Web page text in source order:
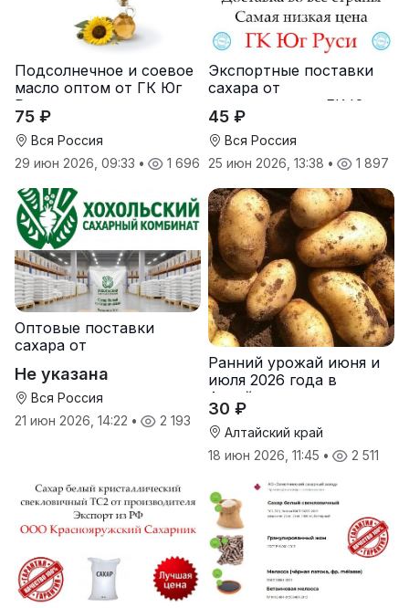
Подсолнечное и соевое
масло оптом от ГК Юг
Руси
75 ₽
Вся Россия
29 июн 2026, 09:33 • 1 696
Экспортные поставки
сахара от
производителя ГК Юг
Руси
45 ₽
Вся Россия
25 июн 2026, 13:38 • 1 897
Оптовые поставки
сахара от
Хохольский сахарный
комбинат
Не указана
Вся Россия
21 июн 2026, 14:22 • 2 193
Ранний урожай июня и
июля 2026 года в
Алтайском крае
30 ₽
Алтайский край
18 июн 2026, 11:45 • 2 511